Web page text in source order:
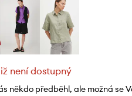
není dostupný
někdo předběhl, ale možná se